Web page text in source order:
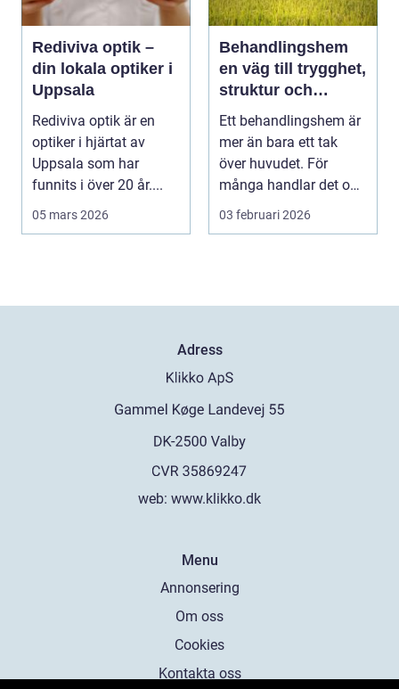
Rediviva optik –
din lokala optiker i
Uppsala
Rediviva optik är en
optiker i hjärtat av
Uppsala som har
funnits i över 20 år....
05 mars 2026
Behandlingshem
en väg till trygghet,
struktur och
förändring
Ett behandlingshem är
mer än bara ett tak
över huvudet. För
många handlar det om
att få en chans att...
03 februari 2026
Adress
web: www.klikko.dk
Menu
Annonsering
Om oss
Cookies
Kontakta oss